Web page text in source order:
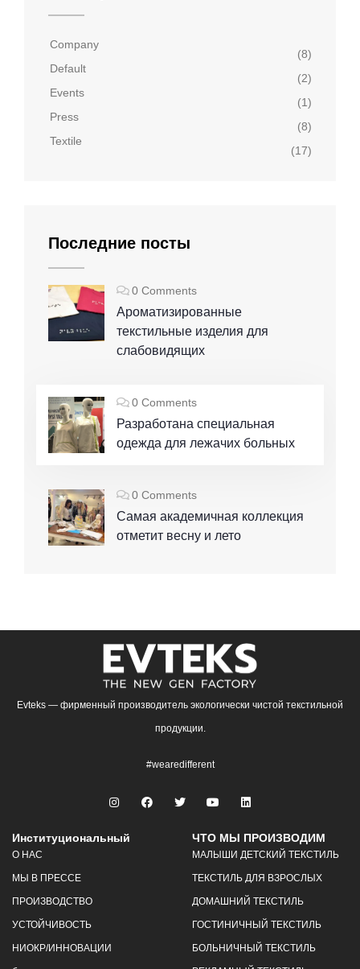
Company
(8)
Default
(2)
Events
(1)
Press
(8)
Textile
(17)
Последние посты
0 Comments
Ароматизированные
текстильные изделия для
слабовидящих
0 Comments
Разработана специальная
одежда для лежачих больных
0 Comments
Самая академичная коллекция
отметит весну и лето
Evteks — фирменный производитель экологически чистой текстильной
продукции.
#wearedifferent
Институциональный
О НАС
МЫ В ПРЕССЕ
ПРОИЗВОДСТВО
УСТОЙЧИВОСТЬ
НИОКР/ИННОВАЦИИ
ЧТО МЫ ПРОИЗВОДИМ
МАЛЫШИ ДЕТСКИЙ ТЕКСТИЛЬ
ТЕКСТИЛЬ ДЛЯ ВЗРОСЛЫХ
ДОМАШНИЙ ТЕКСТИЛЬ
ГОСТИНИЧНЫЙ ТЕКСТИЛЬ
БОЛЬНИЧНЫЙ ТЕКСТИЛЬ